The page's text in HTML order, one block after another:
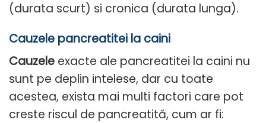
(durata scurt) si cronica (durata lunga).
Cauzele pancreatitei la caini
Cauzele exacte ale pancreatitei la caini nu
sunt pe deplin intelese, dar cu toate
acestea, exista mai multi factori care pot
creste riscul de pancreatită, cum ar fi: